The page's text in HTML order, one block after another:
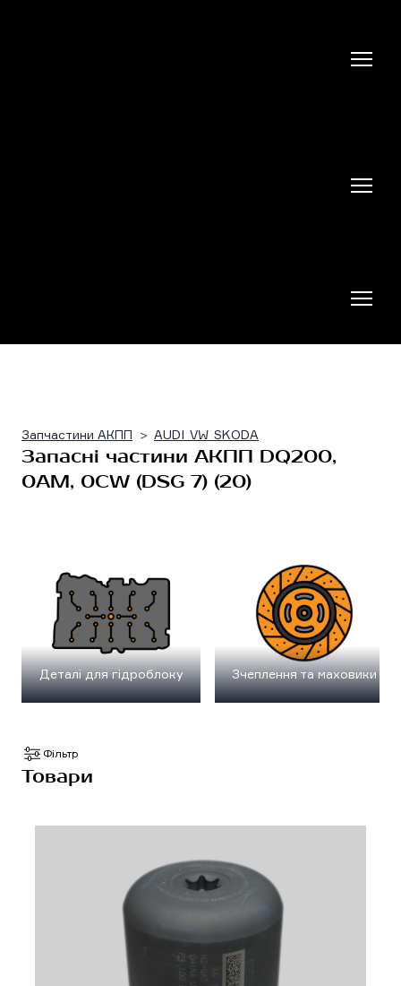
Запчастини АКПП AUDI_VW_SKODA
Запасні частини АКПП DQ200,
0AM, 0CW (DSG 7) (20)
Деталі для гідроблоку Зчеплення та маховики
Фільтр
Товари